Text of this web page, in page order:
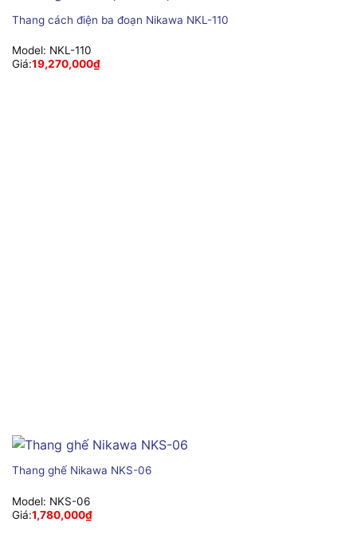
Thang cách điện ba đoạn Nikawa NKL-110
Model: NKL-110
Giá:19,270,000₫
Thang ghế Nikawa NKS-06
Model: NKS-06
Giá:1,780,000₫